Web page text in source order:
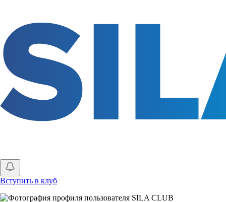
основному
содержанию
Вступить в клуб